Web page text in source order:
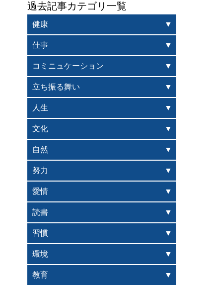
過去記事カテゴリ一覧
健康
仕事
コミニュケーション
立ち振る舞い
人生
文化
自然
努力
愛情
読書
習慣
環境
教育